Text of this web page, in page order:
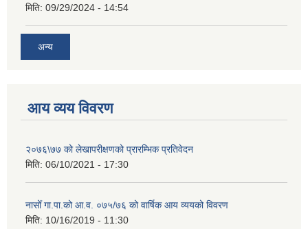
मिति: 09/29/2024 - 14:54
अन्य
आय व्यय विवरण
२०७६\७७ को लेखापरीक्षणको प्रारम्भिक प्रतिवेदन
मिति: 06/10/2021 - 17:30
नासोँ गा.पा.को आ.व. ०७५/७६ को वार्षिक आय व्ययको विवरण
मिति: 10/16/2019 - 11:30